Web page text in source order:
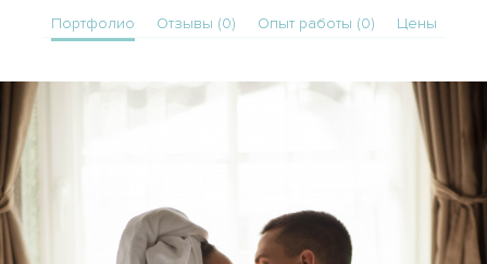
Портфолио Отзывы (0) Опыт работы (0) Цены